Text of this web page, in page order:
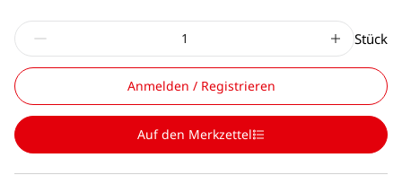
Stück
Anmelden / Registrieren
Auf den Merkzettel